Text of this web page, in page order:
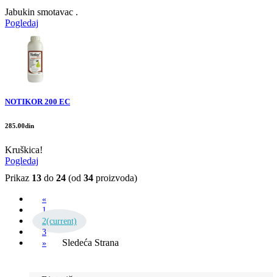
Jabukin smotavac .
Pogledaj
NOTIKOR 200 EC
285.00din
Kruškica!
Pogledaj
Prikaz 13 do 24 (od 34 proizvoda)
«
1
2(current)
3
»
Sledeća Strana